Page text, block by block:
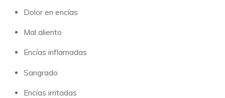
Dolor en encías
Mal aliento
Encías inflamadas
Sangrado
Encías irritadas